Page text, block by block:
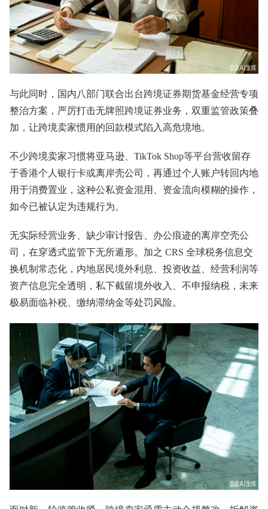
与此同时，国内八部门联合出台跨境证券期货基金经营专项
整治方案，严厉打击无牌照跨境证券业务，双重监管政策叠
加，让跨境卖家惯用的回款模式陷入高危境地。
不少跨境卖家习惯将亚马逊、TikTok Shop等平台营收留存
于香港个人银行卡或离岸壳公司，再通过个人账户转回内地
用于消费置业，这种公私资金混用、资金流向模糊的操作，
如今已被认定为违规行为。
无实际经营业务、缺少审计报告、办公痕迹的离岸空壳公
司，在穿透式监管下无所遁形。加之 CRS 全球税务信息交
换机制常态化，内地居民境外利息、投资收益、经营利润等
资产信息完全透明，私下截留境外收入、不申报纳税，未来
极易面临补税、缴纳滞纳金等处罚风险。